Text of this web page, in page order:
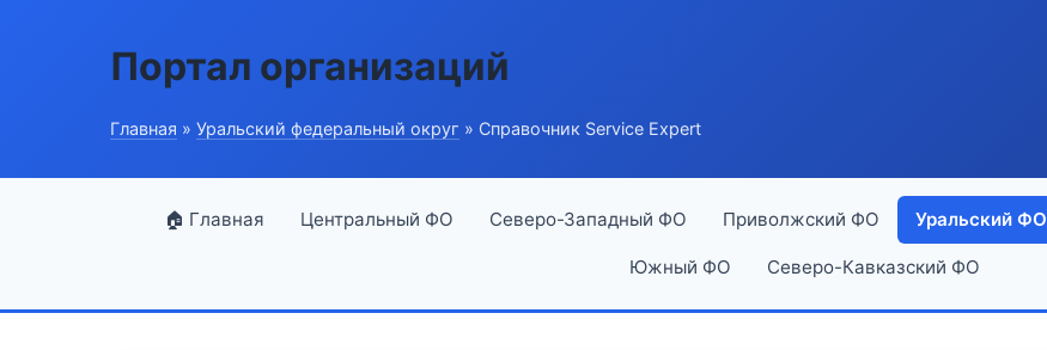
Портал организаций
Главная » Уральский федеральный округ » Справочник Service Expert
🏠 Главная Центральный ФО Северо-Западный ФО Приволжский ФО Уральский ФО
Южный ФО Северо-Кавказский ФО